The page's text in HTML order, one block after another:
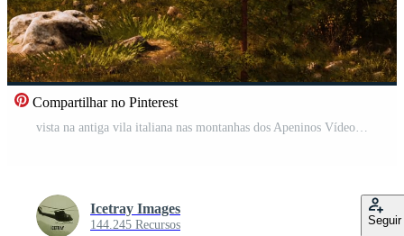
Compartilhar no Pinterest
Icetray Images
144.245 Recursos Seguir